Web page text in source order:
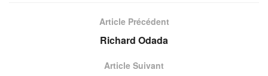
Article Précédent
Richard Odada
Article Suivant